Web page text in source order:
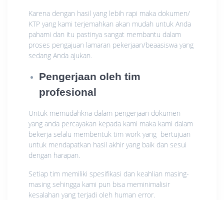
Karena dengan hasil yang lebih rapi maka dokumen/
KTP yang kami terjemahkan akan mudah untuk Anda
pahami dan itu pastinya sangat membantu dalam
proses pengajuan lamaran pekerjaan/beaasiswa yang
sedang Anda ajukan.
Pengerjaan oleh tim
profesional
Untuk memudahkna dalam pengerjaan dokumen
yang anda percayakan kepada kami maka kami dalam
bekerja selalu membentuk tim work yang bertujuan
untuk mendapatkan hasil akhir yang baik dan sesui
dengan harapan.
Setiap tim memiliki spesifikasi dan keahlian masing-
masing sehingga kami pun bisa meminimalisir
kesalahan yang terjadi oleh human error.